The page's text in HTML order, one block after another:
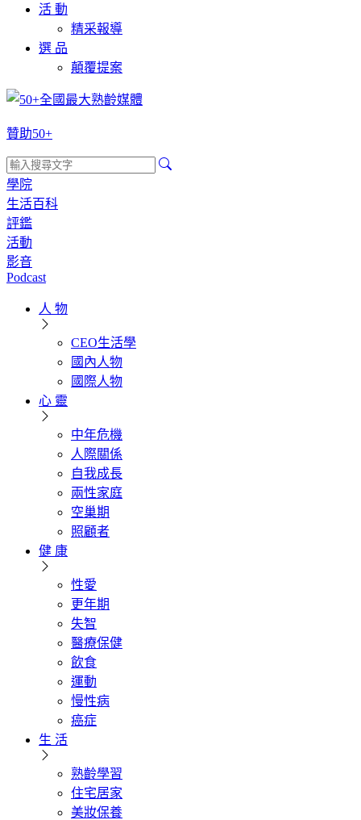
活 動
精采報導
選 品
顛覆提案
贊助50+
學院
生活百科
評鑑
活動
影音
Podcast
人 物
CEO生活學
國內人物
國際人物
心 靈
中年危機
人際關係
自我成長
兩性家庭
空巢期
照顧者
健 康
性愛
更年期
失智
醫療保健
飲食
運動
慢性病
癌症
生 活
熟齡學習
住宅居家
美妝保養